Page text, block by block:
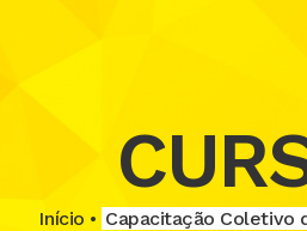
Início • Capacitação Coletivo